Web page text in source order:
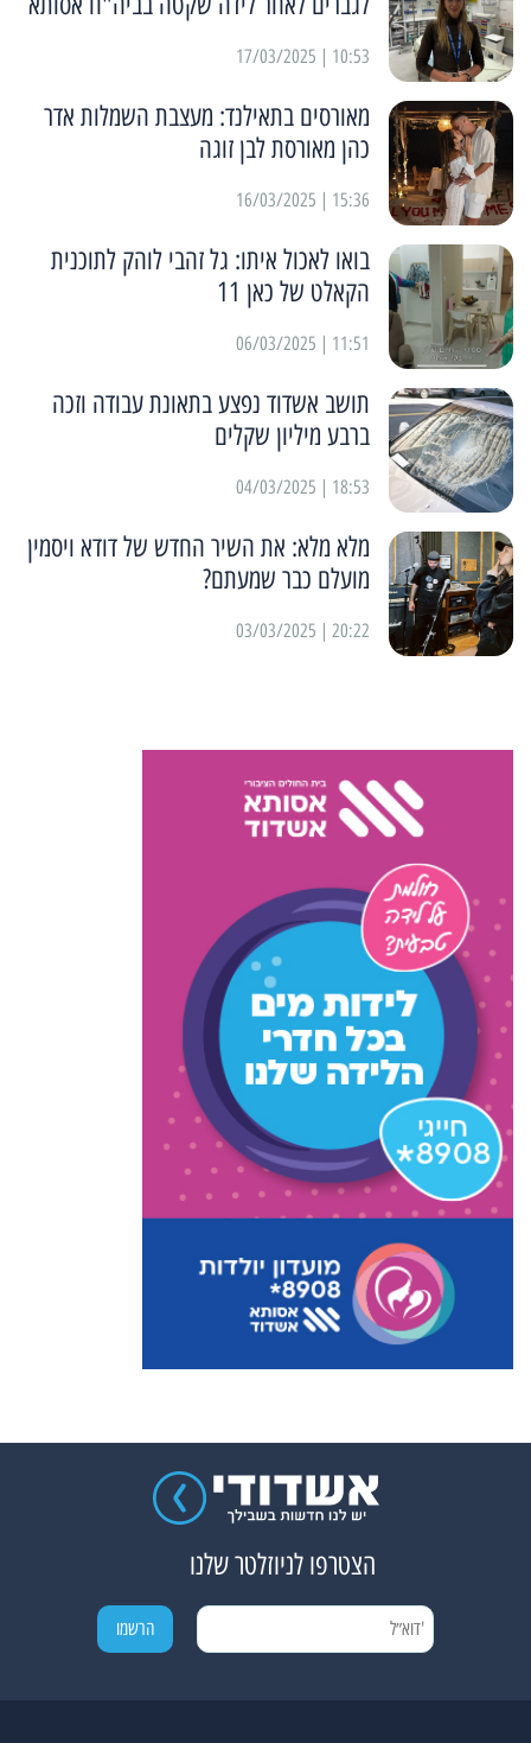
10:53 | 17/03/2025
מאורסים בתאילנד: מעצבת השמלות אדר
כהן מאורסת לבן זוגה
15:36 | 16/03/2025
בואו לאכול איתו: גל זהבי לוהק לתוכנית
הקאלט של כאן 11
11:51 | 06/03/2025
תושב אשדוד נפצע בתאונת עבודה וזכה
ברבע מיליון שקלים
18:53 | 04/03/2025
מלא מלא: את השיר החדש של דודא ויסמין
מועלם כבר שמעתם?
20:22 | 03/03/2025
הצטרפו לניוזלטר שלנו